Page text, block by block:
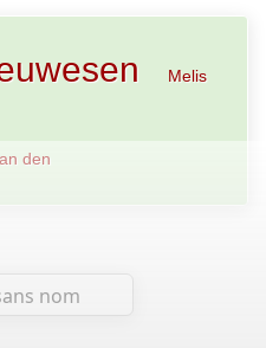
Melis
den
nom